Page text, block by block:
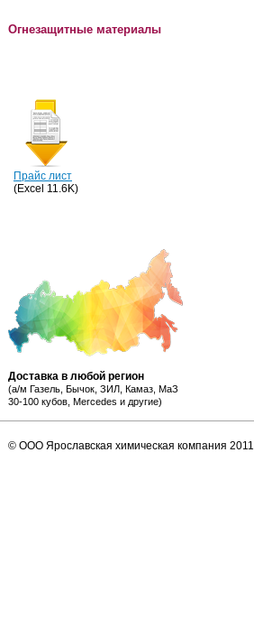
Огнезащитные материалы
Прайс лист
(Excel 11.6K)
Доставка в любой регион
(а/м Газель, Бычок, ЗИЛ, Камаз, МаЗ
30-100 кубов, Mercedes и другие)
© ООО Ярославская химическая компания 2011